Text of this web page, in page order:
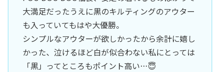
大満足だったうえに黒のキルティングのアウター
も入っていてもはや大優勝。
シンプルなアウターが欲しかったから余計に嬉し
かった、泣けるほど白が似合わない私にとっては
「黒」ってところもポイント高い…😇